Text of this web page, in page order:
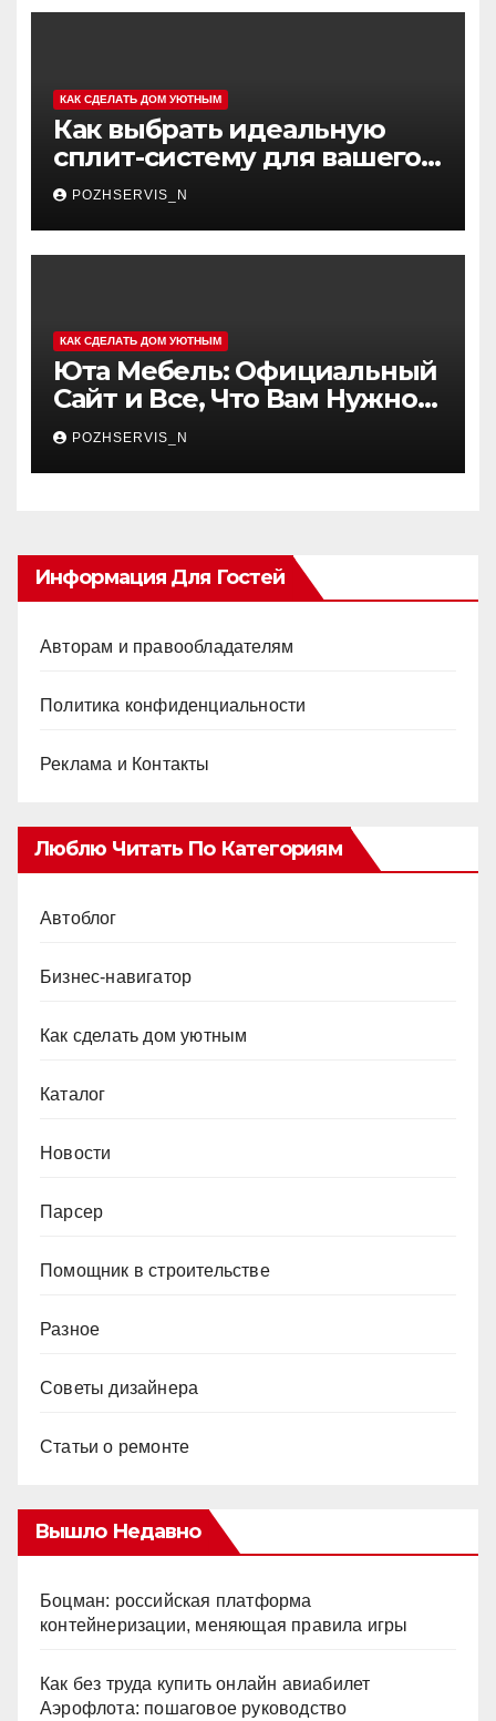
КАК СДЕЛАТЬ ДОМ УЮТНЫМ
Как выбрать идеальную
сплит-систему для вашего
дома: советы и
рекомендации
POZHSERVIS_N
КАК СДЕЛАТЬ ДОМ УЮТНЫМ
Юта Мебель: Официальный
Сайт и Все, Что Вам Нужно
Знать
POZHSERVIS_N
Информация Для Гостей
Авторам и правообладателям
Политика конфиденциальности
Реклама и Контакты
Люблю Читать По Категориям
Автоблог
Бизнес-навигатор
Как сделать дом уютным
Каталог
Новости
Парсер
Помощник в строительстве
Разное
Советы дизайнера
Статьи о ремонте
Вышло Недавно
Боцман: российская платформа
контейнеризации, меняющая правила игры
Как без труда купить онлайн авиабилет
Аэрофлота: пошаговое руководство